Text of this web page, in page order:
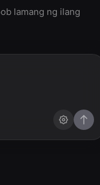
lamang ng ilang